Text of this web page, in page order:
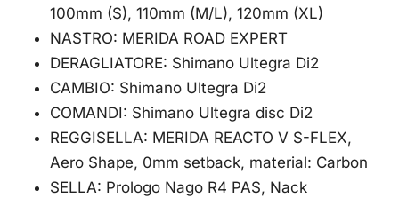
100mm (S), 110mm (M/L), 120mm (XL)
NASTRO: MERIDA ROAD EXPERT
DERAGLIATORE: Shimano Ultegra Di2
CAMBIO: Shimano Ultegra Di2
COMANDI: Shimano Ultegra disc Di2
REGGISELLA: MERIDA REACTO V S-FLEX,
Aero Shape, 0mm setback, material: Carbon
SELLA: Prologo Nago R4 PAS, Nack